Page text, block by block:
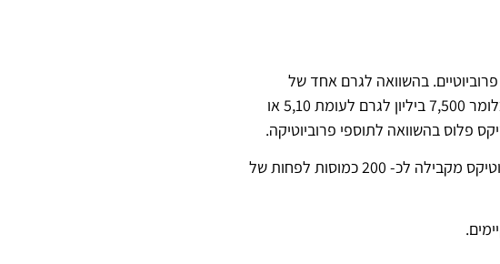
פעילים מעד 7.5 טריליוני חיידקים פרוביוטיים. בהשוואה לגרם אחד של
פרוביוטיקה המכיל ביליונים בודדים של חיידקים מתים. טריליון הוא 1,000 ביליון כלומר 7,500 ביליון לגרם לעומת 5,10 או
פוסטביוטיקס הן כמוסות המכילות מיצוי מטריליוני חיידקים. כל כמוסה של פוסטביוטיקס מקבילה לכ- 200 כמוסות לפחות של